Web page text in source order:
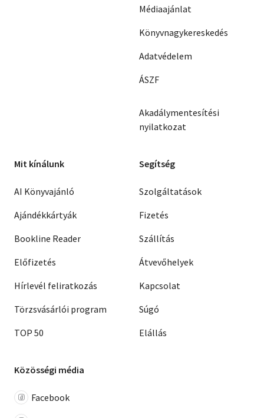
Médiaajánlat
Könyvnagykereskedés
Adatvédelem
ÁSZF
Akadálymentesítési
nyilatkozat
Mit kínálunk
AI Könyvajánló
Ajándékkártyák
Bookline Reader
Előfizetés
Hírlevél feliratkozás
Törzsvásárlói program
TOP 50
Segítség
Szolgáltatások
Fizetés
Szállítás
Átvevőhelyek
Kapcsolat
Súgó
Elállás
Közösségi média
Facebook